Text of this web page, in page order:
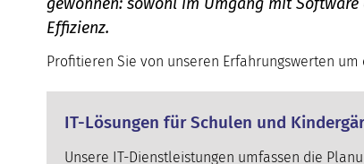
Effizienz.
Profitieren Sie von unseren Erfahrungswerten
IT-Lösungen für Schulen und
Unsere IT-Dienstleistungen umfassen die